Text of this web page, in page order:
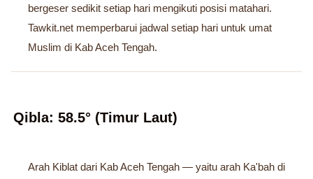
bergeser sedikit setiap hari mengikuti posisi matahari.
Tawkit.net memperbarui jadwal setiap hari untuk umat
Muslim di Kab Aceh Tengah.
Qibla: 58.5° (Timur Laut)
Arah Kiblat dari Kab Aceh Tengah — yaitu arah Ka'bah di